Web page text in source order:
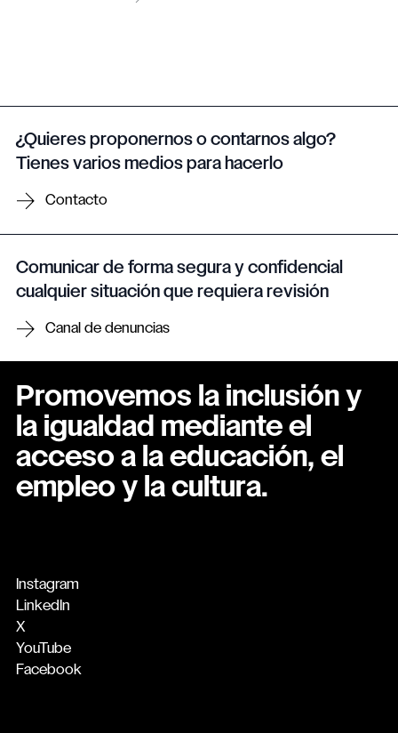
¿Quieres proponernos o contarnos algo?
Tienes varios medios para hacerlo
Contacto
Comunicar de forma segura y confidencial
cualquier situación que requiera revisión
Canal de denuncias
Promovemos la inclusión y
la igualdad mediante el
acceso a la educación, el
empleo y la cultura.
Instagram
LinkedIn
X
YouTube
Facebook